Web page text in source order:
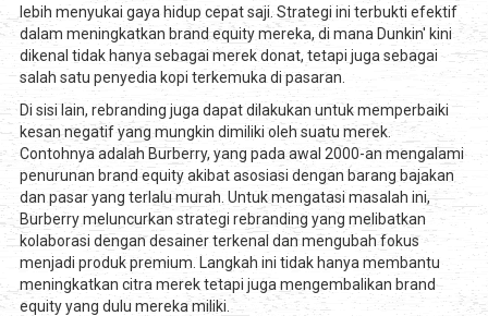
lebih menyukai gaya hidup cepat saji. Strategi ini terbukti efektif
dalam meningkatkan brand equity mereka, di mana Dunkin' kini
dikenal tidak hanya sebagai merek donat, tetapi juga sebagai
salah satu penyedia kopi terkemuka di pasaran.
Di sisi lain, rebranding juga dapat dilakukan untuk memperbaiki
kesan negatif yang mungkin dimiliki oleh suatu merek.
Contohnya adalah Burberry, yang pada awal 2000-an mengalami
penurunan brand equity akibat asosiasi dengan barang bajakan
dan pasar yang terlalu murah. Untuk mengatasi masalah ini,
Burberry meluncurkan strategi rebranding yang melibatkan
kolaborasi dengan desainer terkenal dan mengubah fokus
menjadi produk premium. Langkah ini tidak hanya membantu
meningkatkan citra merek tetapi juga mengembalikan brand
equity yang dulu mereka miliki.